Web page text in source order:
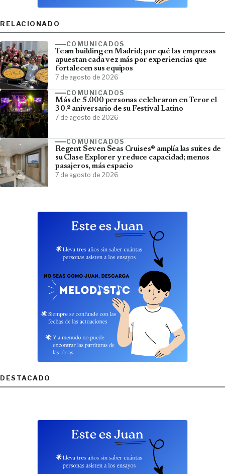
RELACIONADO
COMUNICADOS
Team building en Madrid; por qué las empresas
apuestan cada vez más por experiencias que
fortalecen sus equipos
7 de agosto de 2026
COMUNICADOS
Más de 5.000 personas celebraron en Teror el
30.º aniversario de su Festival Latino
7 de agosto de 2026
COMUNICADOS
Regent Seven Seas Cruises® amplía las suites de
su Clase Explorer y reduce capacidad; menos
pasajeros, más espacio
7 de agosto de 2026
DESTACADO